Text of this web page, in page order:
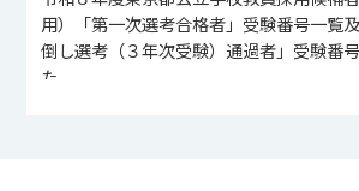
用）「第一次選考合格者」受験番号一覧
倒し選考（３年次受験）通過者」受験番
た。